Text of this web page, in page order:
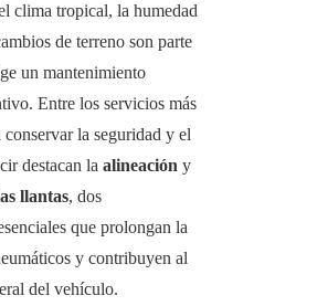
clima tropical, la humedad
de terreno son parte
un mantenimiento
Entre los servicios más
conservar la seguridad y el
destacan la alineación y
llantas, dos
que prolongan la
y contribuyen al
del vehículo.